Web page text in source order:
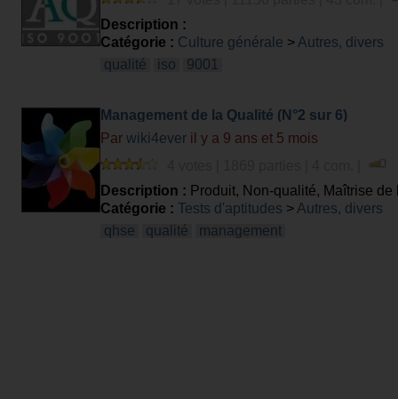
Description :
Catégorie : Culture générale > Autres, divers
qualité
iso 9001
Management de la Qualité (N°2 sur 6)
Par wiki4ever il y a 9 ans et 5 mois
Description : Produit, Non-qualité, Maîtrise
Catégorie : Tests d'aptitudes > Autres, divers
qhse
qualité management